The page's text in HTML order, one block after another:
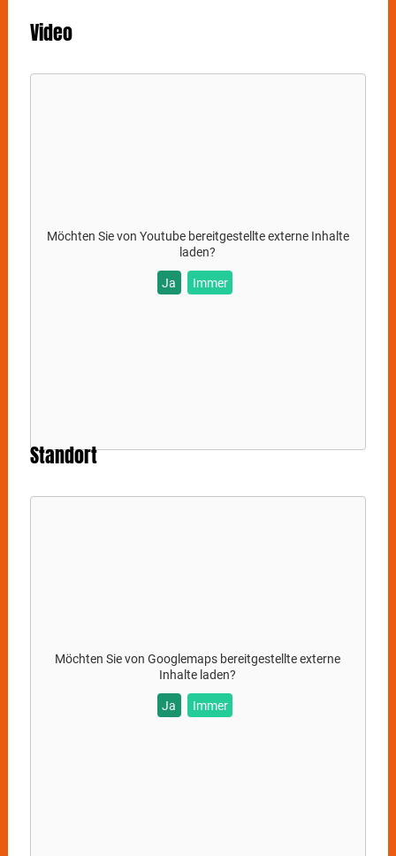
Video
Möchten Sie von Youtubebereitgestellte externe Inhalte
laden?
Ja Immer
Standort
Möchten Sie vonGooglemaps bereitgestellte externe
Inhalte laden?
Ja Immer